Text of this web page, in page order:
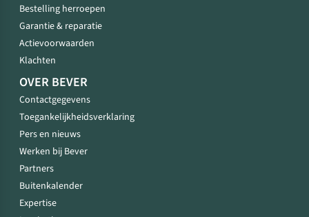
Bestelling herroepen
Garantie & reparatie
Actievoorwaarden
Klachten
OVER BEVER
Contactgegevens
Toegankelijkheidsverklaring
Pers en nieuws
Werken bij Bever
Partners
Buitenkalender
Expertise